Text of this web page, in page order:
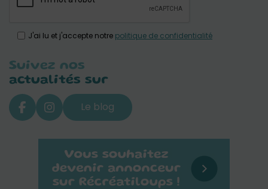
J'ai lu et j'accepte notre politique de confidentialité
Suivez nos
actualités sur
Le blog